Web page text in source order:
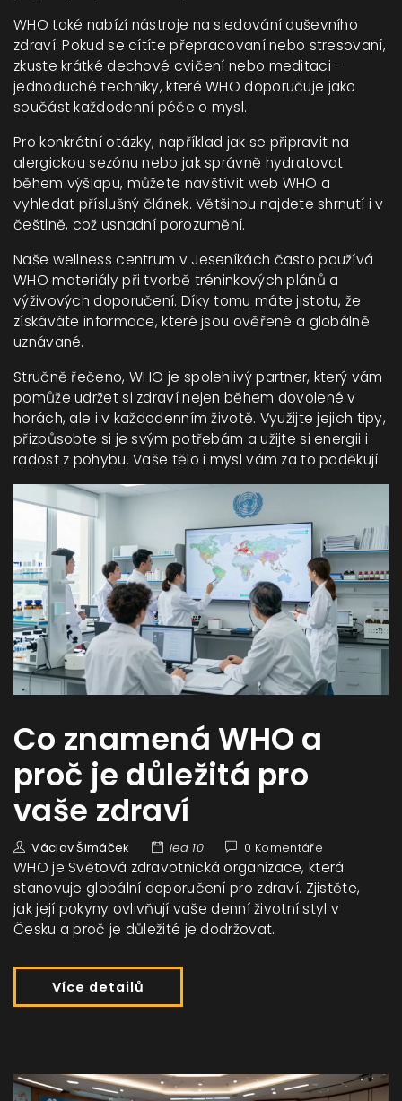
WHO také nabízí nástroje na sledování duševního
zdraví. Pokud se cítíte přepracovaní nebo stresovaní,
zkuste krátké dechové cvičení nebo meditaci –
jednoduché techniky, které WHO doporučuje jako
součást každodenní péče o mysl.
Pro konkrétní otázky, například jak se připravit na
alergickou sezónu nebo jak správně hydratovat
během výšlapu, můžete navštívit web WHO a
vyhledat příslušný článek. Většinou najdete shrnutí i v
češtině, což usnadní porozumění.
Naše wellness centrum v Jeseníkách často používá
WHO materiály při tvorbě tréninkových plánů a
výživových doporučení. Díky tomu máte jistotu, že
získáváte informace, které jsou ověřené a globálně
uznávané.
Stručně řečeno, WHO je spolehlivý partner, který vám
pomůže udržet si zdraví nejen během dovolené v
horách, ale i v každodenním životě. Využijte jejich tipy,
přizpůsobte si je svým potřebám a užijte si energii i
radost z pohybu. Vaše tělo i mysl vám za to poděkují.
Co znamená WHO a
proč je důležitá pro
vaše zdraví
Václav Šimáček led 10 0 Komentáře
WHO je Světová zdravotnická organizace, která
stanovuje globální doporučení pro zdraví. Zjistěte,
jak její pokyny ovlivňují vaše denní životní styl v
Česku a proč je důležité je dodržovat.
Více detailů